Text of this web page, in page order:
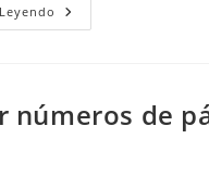
Poner
En
números de